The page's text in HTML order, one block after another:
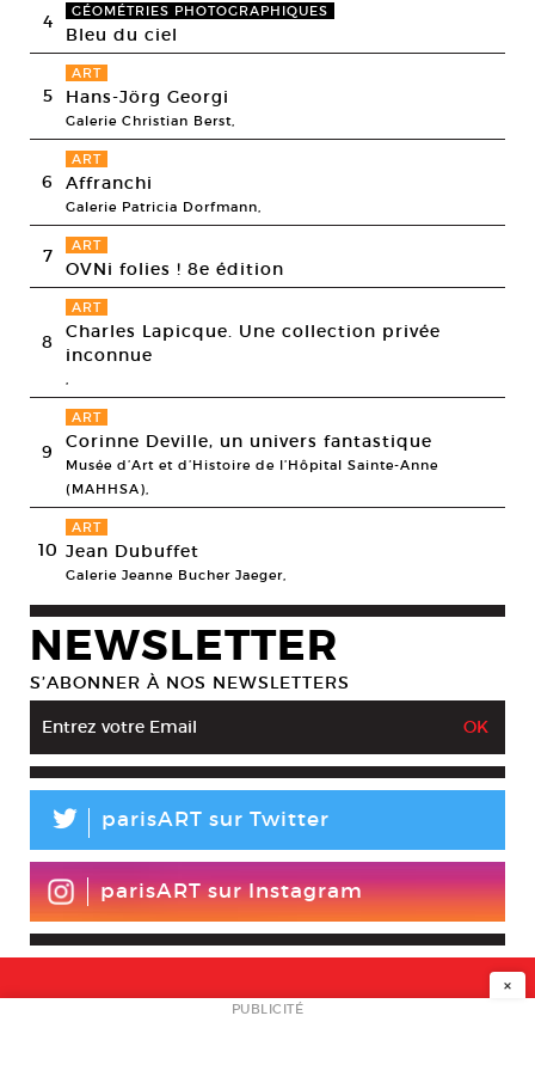
4 GÉOMÉTRIES PHOTOGRAPHIQUES
Bleu du ciel
5
ART
Hans-Jörg Georgi
Galerie Christian Berst,
6
ART
Affranchi
Galerie Patricia Dorfmann,
7 ART
OVNi folies ! 8e édition
8
ART
Charles Lapicque. Une collection privée
inconnue
9
ART
Corinne Deville, un univers fantastique
Musée d’Art et d’Histoire de l’Hôpital Sainte-Anne
(MAHHSA),
10
ART
Jean Dubuffet
Galerie Jeanne Bucher Jaeger,
NEWSLETTER
S’ABONNER À NOS NEWSLETTERS
L parisART sur Twitter
parisART sur Instagram
NEWSLETTER
×
PUBLICITÉ